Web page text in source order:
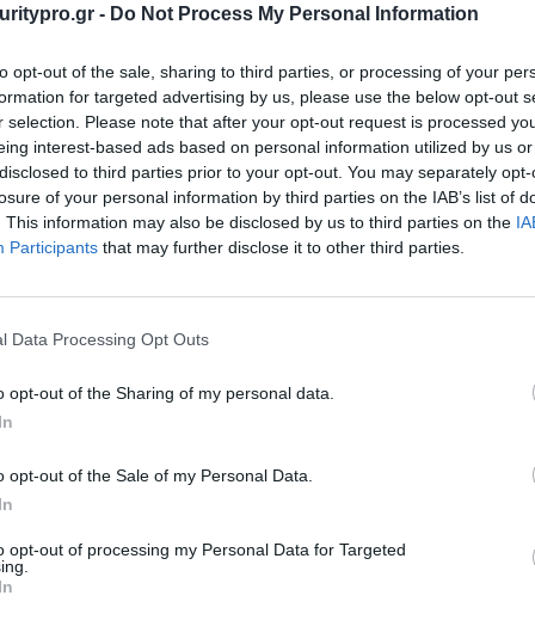
- Do Not Process My Personal Information
opt-out of the sale, sharing to third parties, or processing of your
for targeted advertising by us, please use the below opt-out
selection. Please note that after your opt-out request is processed
interest-based ads based on personal information utilized by us
to third parties prior to your opt-out. You may separately
of your personal information by third parties on the IAB’s list of
This information may also be disclosed by us to third parties on the
Participants that may further disclose it to other third parties.
Data Processing Opt Outs
opt-out of the Sharing of my personal data.
opt-out of the Sale of my Personal Data.
opt-out of processing my Personal Data for Targeted
–
Αυτό σημαίνει ότι οι οργανισμοί θα
να αναφέρουν γρήγορα οποιαδήποτε παραβίαση
για το συμβάν και τα μέτρα που λήφθηκαν
–Οι οργανισμοί θα χρειαστεί να αναβαθμίσουν
καλύψουν τις νέες απαιτήσεις της NIS2. Αυτό
την ανίχνευση και την αντιμετώπιση
για την προστασία των δεδομένων και των
πρακτικές για την ασφάλεια των
της NIS2.
με τη NIS2 απαιτεί επενδύσεις σε τεχνολογίες
απειλών, καθώς και για την αποκατάσταση